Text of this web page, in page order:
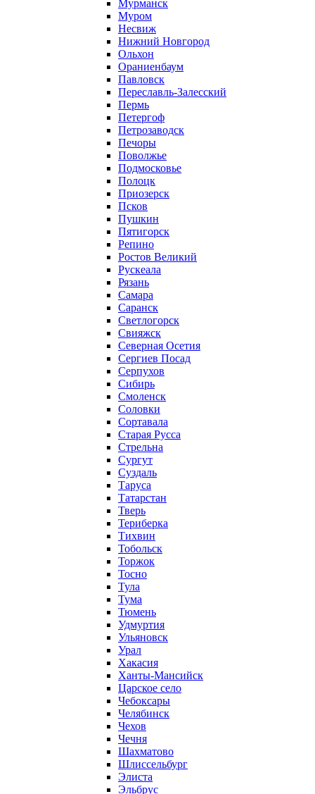
Мурманск
Муром
Несвиж
Нижний Новгород
Ольхон
Ораниенбаум
Павловск
Переславль-Залесский
Пермь
Петергоф
Петрозаводск
Печоры
Поволжье
Подмосковье
Полоцк
Приозерск
Псков
Пушкин
Пятигорск
Репино
Ростов Великий
Рускеала
Рязань
Самара
Саранск
Светлогорск
Свияжск
Северная Осетия
Сергиев Посад
Серпухов
Сибирь
Смоленск
Соловки
Сортавала
Старая Русса
Стрельна
Сургут
Суздаль
Таруса
Татарстан
Тверь
Териберка
Тихвин
Тобольск
Торжок
Тосно
Тула
Тума
Тюмень
Удмуртия
Ульяновск
Урал
Хакасия
Ханты-Мансийск
Царское село
Чебоксары
Челябинск
Чехов
Чечня
Шахматово
Шлиссельбург
Элиста
Эльбрус